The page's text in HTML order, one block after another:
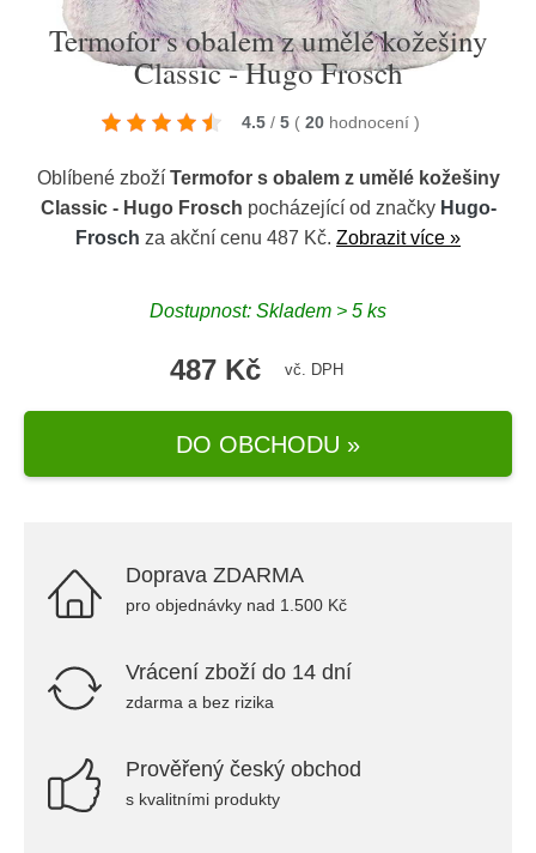
Termofor s obalem z umělé kožešiny
Classic - Hugo Frosch
4.5 / 5 ( 20 hodnocení )
Oblíbené zboží Termofor s obalem z umělé kožešiny
Classic - Hugo Frosch pocházející od značky Hugo-
Frosch za akční cenu 487 Kč. Zobrazit více »
Dostupnost: Skladem > 5 ks
487 Kč vč. DPH
DO OBCHODU »
Doprava ZDARMA
pro objednávky nad 1.500 Kč
Vrácení zboží do 14 dní
zdarma a bez rizika
Prověřený český obchod
s kvalitními produkty